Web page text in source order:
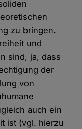
zu bringen.
und
sind, ja, dass
der
von
auch ein
ist (vgl. hierzu